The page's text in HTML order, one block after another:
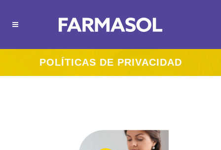
POLÍTICAS DE PRIVACIDAD